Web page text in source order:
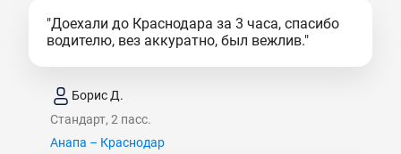
"Доехали до Краснодара за 3 часа, спасибо
водителю, вез аккуратно, был вежлив."
Борис Д.
Стандарт, 2 пасс.
Анапа – Краснодар